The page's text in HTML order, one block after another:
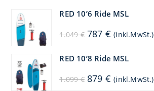
RED 10’6 Ride MSL
1.049€ Ursprünglicher
Preis
1.049 €
787 € Aktueller
Preis
(inkl.MwSt.)
RED 10’8 Ride MSL
1.099€ Ursprünglicher
Preis
879 € Aktueller
Preis
(inkl.MwSt.)